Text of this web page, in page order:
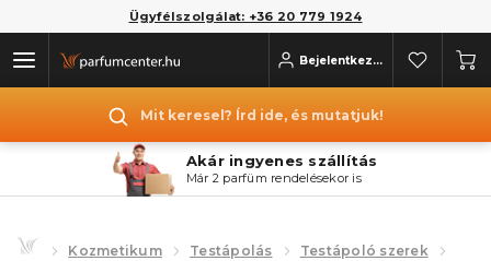
Ügyfélszolgálat: +36 20 779 1924
Bejelentkezés
Mit keresel? Írd ide, és mutatjuk!
Akár ingyenes szállítás
Már 2 parfüm rendelésekor is
Kozmetikum Testápolás
Testápoló szerek